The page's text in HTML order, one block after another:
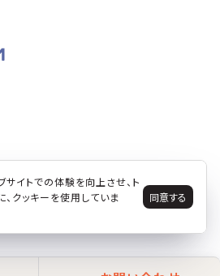
て
サイトでの体験を向上させ、ト
、クッキーを使用していま
同意する